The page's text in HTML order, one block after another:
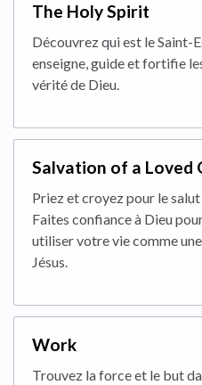
The Holy Spirit
Découvrez qui est le Saint-
enseigne, guide et fortifie
vérité de Dieu.
Salvation of a Loved
Priez et croyez pour le
Faites confiance à Dieu
utiliser votre vie comme
Jésus.
Work
Trouvez la force et le but